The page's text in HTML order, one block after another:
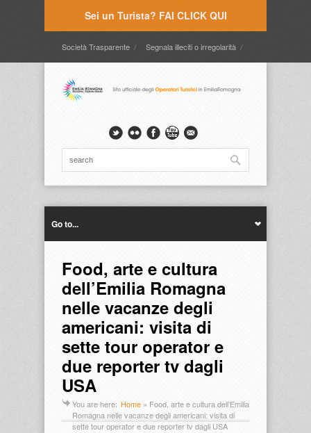
Sei un Turista? FAI CLICK QUI
Società Trasparente Segnala illeciti o irregolarità
Timbrature
Go to...
Food, arte e cultura
dell’Emilia Romagna
nelle vacanze degli
americani: visita di
sette tour operator e
due reporter tv dagli
USA
You are here: Home » Food, arte e cultura dell’Emilia
Romagna nelle vacanze degli americani: visita di
sette tour operator e due reporter tv dagli USA